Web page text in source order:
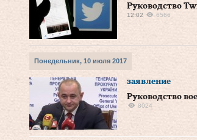
Руководство
12:02 6566
Понедельник, 10 июля 2017
заявление
Руководство
8024